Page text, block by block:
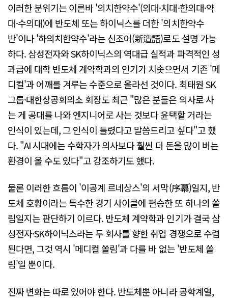
이러한 분위기는 이른바 '의치한약수'(의대·치대·한의대·약
대·수의대)에 반도체 또는 하이닉스를 더한 '의치한약수
반'이나 '하의치한약수'라는 신조어(新造語)로도 설명 가능
하다. 삼성전자와 SK하이닉스의 역대급 실적과 파격적인 성
과급에 대학 반도체 계약학과의 인기가 치솟으면서 기존 '메
디컬'과 어깨를 겨루는 수준으로 올라선 것이다. 최태원 SK
그룹·대한상공회의소 회장도 최근 "많은 분들은 의사로 사
는 게 공대를 나와 엔지니어로 사는 것보다 윤택할 거라는
인식이 있는데, 그 인식이 틀렸다고 말씀드리고 싶다"고 했
다. "AI 시대에는 수학자가 의사보다 훨씬 더 돈을 많이 버는
환경이 올 수도 있다"고 강조하기도 했다.
물론 이러한 흐름이 '이공계 르네상스'의 서막(序幕)일지, 반
도체 호황이라는 특수한 경기 사이클에 편승한 또 하나의 쏠
림일지는 판단하기 이르다. 반도체 계약학과 인기가 결국 삼
성전자·SK하이닉스라는 두 회사를 향한 취업 경쟁으로 수렴
된다면, 그것 역시 '메디컬 쏠림'과 다를 바 없는 '반도체 쏠
림'일 뿐이다.
진짜 변화는 따로 있어야 한다. 반도체뿐 아니라 공학계열,